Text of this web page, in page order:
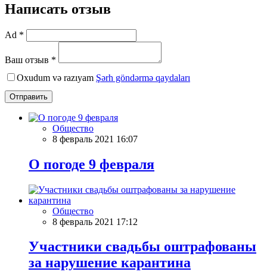
Написать отзыв
Ad *
Ваш отзыв *
Oxudum və razıyam Şərh göndərmə qaydaları
Отправить
Общество
8 февраль 2021 16:07
О погоде 9 февраля
Общество
8 февраль 2021 17:12
Участники свадьбы оштрафованы
за нарушение карантина